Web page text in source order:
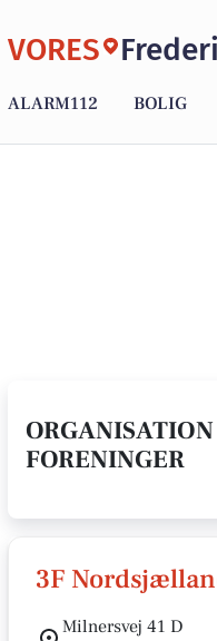
VORES
ALARM112 BOLIG
FORENINGER
3F
Milnersvej 41 D